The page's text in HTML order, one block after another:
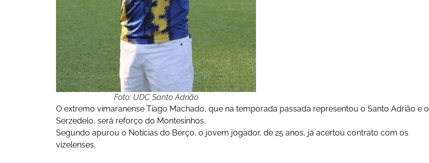
Foto: UDC Santo Adrião
O extremo vimaranense Tiago Machado, que na temporada passada representou o Santo Adrião e o
Serzedelo, será reforço do Montesinhos.
Segundo apurou o Notícias do Berço, o jovem jogador, de 25 anos, já acertou contrato com os
vizelenses.